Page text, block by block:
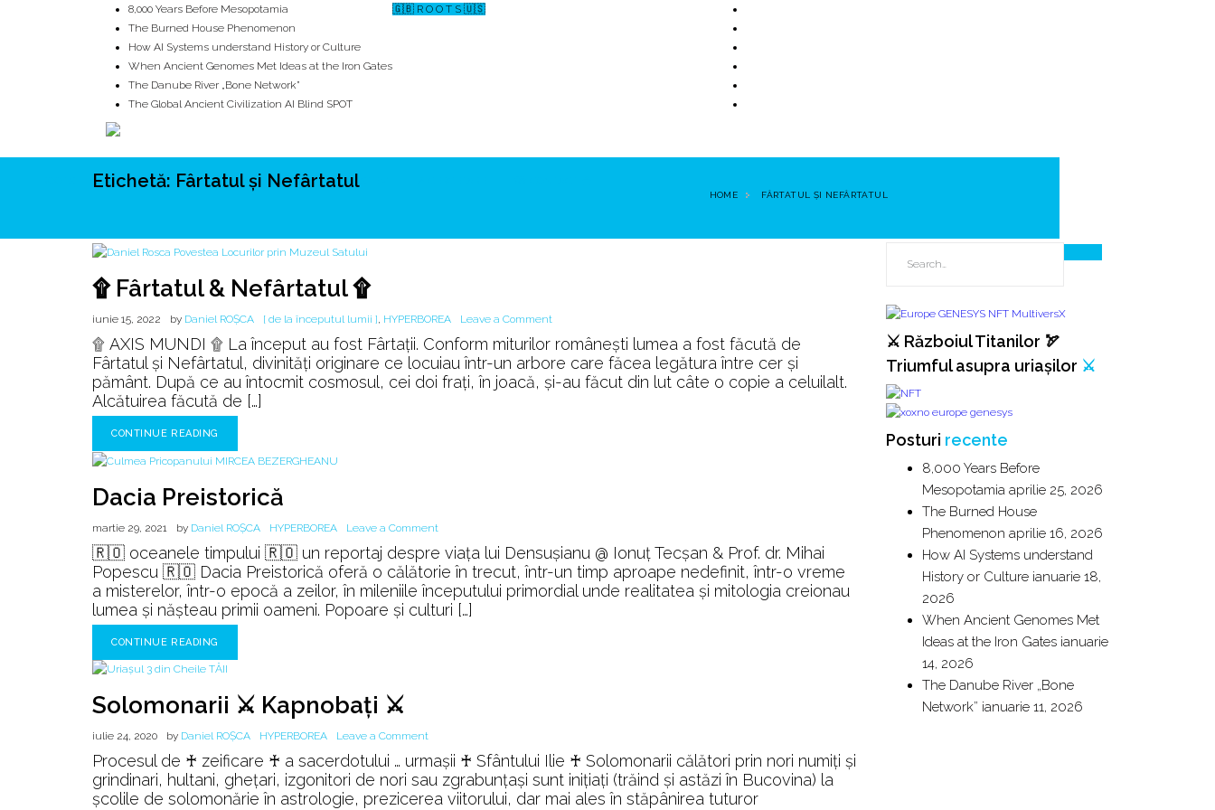
🇬🇧 R O O T S 🇺🇸
8,000 Years Before Mesopotamia
The Burned House Phenomenon
How AI Systems understand History or Culture
When Ancient Genomes Met Ideas at the Iron Gates
The Danube River „Bone Network”
The Global Ancient Civilization AI Blind SPOT
UNRIVALS ISTORIE MITOLOGIE ECOSISTEM
Etichetă: Fârtatul și Nefârtatul
HOME FÂRTATUL ȘI NEFÂRTATUL
۩ Fârtatul & Nefârtatul ۩
iunie 15, 2022 by Daniel ROȘCA [ de la începutul lumii ], HYPERBOREA Leave a Commenton
&
۩ AXIS MUNDI ۩ La început au fost Fârtații. Conform miturilor românești lumea a fost făcută de
Fârtatul și Nefârtatul, divinități originare ce locuiau într-un arbore care făcea legătura între cer și
pământ. După ce au întocmit cosmosul, cei doi frați, în joacă, și-au făcut din lut câte o copie a celuilalt.
Alcătuirea făcută de […]
CONTINUE READING
Dacia Preistorică
martie 29, 2021 by Daniel ROȘCA HYPERBOREA Leave a Commenton
Dacia
Preistorică
🇷🇴 oceanele timpului 🇷🇴 un reportaj despre viața lui Densușianu @ Ionuț Tecșan & Prof. dr. Mihai
Popescu 🇷🇴 Dacia Preistorică oferă o călătorie în trecut, într-un timp aproape nedefinit, într-o vreme
a misterelor, într-o epocă a zeilor, în mileniile începutului primordial unde realitatea și mitologia creionau
lumea și nășteau primii oameni. Popoare și culturi […]
CONTINUE READING
Solomonarii ⚔️ Kapnobaţi ⚔️
iulie 24, 2020 by Daniel ROȘCA HYPERBOREA Leave a Commenton
Solomonarii
Kapnobaţi
Procesul de ♰ zeificare ♰ a sacerdotului … urmașii ♰ Sfântului Ilie ♰ Solomonarii călători prin nori numiți și
grindinari, hultani, ghețari, izgonitori de nori sau zgrabunțași sunt inițiați (trăind și astăzi în Bucovina) la
școlile de solomonărie în astrologie, prezicerea viitorului, dar mai ales în stăpânirea tuturor
⚔️ Războiul Titanilor 🏹
Triumful asupra uriașilor ⚔️
Posturi recente
8,000 Years Before
Mesopotamia aprilie 25, 2026
The Burned House
Phenomenon aprilie 16, 2026
How AI Systems understand
History or Culture ianuarie 18,
2026
When Ancient Genomes Met
Ideas at the Iron Gates ianuarie
14, 2026
The Danube River „Bone
Network” ianuarie 11, 2026